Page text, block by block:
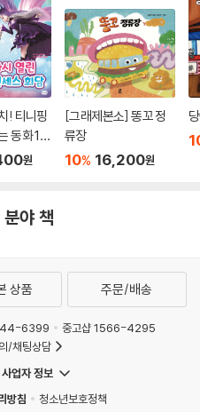
! 티니핑
동화 10
세스 회
원
[그래제본소] 똥꼬 정
류장
10% 16,200원
야 책
상품 주문/배송
6399
중고샵 1566-4295
/채팅상담
업자 정보
방침
청소년보호정책